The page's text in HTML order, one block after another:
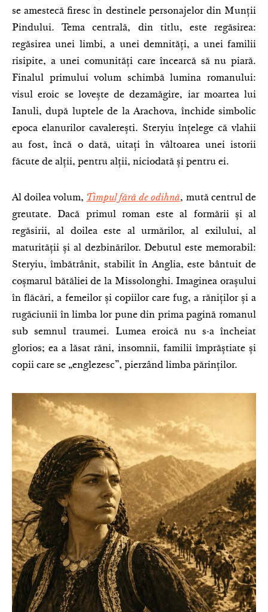
se amestecă firesc în destinele personajelor din Munții
Pindului. Tema centrală, din titlu, este regăsirea:
regăsirea unei limbi, a unei demnități, a unei familii
risipite, a unei comunități care încearcă să nu piară.
Finalul primului volum schimbă lumina romanului:
visul eroic se lovește de dezamăgire, iar moartea lui
Ianuli, după luptele de la Arachova, închide simbolic
epoca elanurilor cavalerești. Steryiu înțelege că vlahii
au fost, încă o dată, uitați în vâltoarea unei istorii
făcute de alții, pentru alții, niciodată și pentru ei.
Al doilea volum, Timpul fără de odihnă, mută centrul de
greutate. Dacă primul roman este al formării și al
regăsirii, al doilea este al urmărilor, al exilului, al
maturității și al dezbinărilor. Debutul este memorabil:
Steryiu, îmbătrânit, stabilit în Anglia, este bântuit de
coșmarul bătăliei de la Missolonghi. Imaginea orașului
în flăcări, a femeilor și copiilor care fug, a răniților și a
rugăciunii în limba lor pune din prima pagină romanul
sub semnul traumei. Lumea eroică nu s-a încheiat
glorios; ea a lăsat răni, insomnii, familii împrăștiate și
copii care se „englezesc”, pierzând limba părinților.